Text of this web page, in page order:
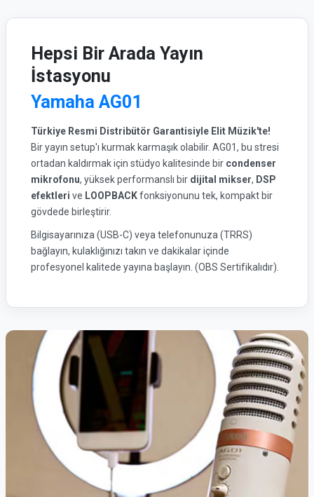
Hepsi Bir Arada Yayın
İstasyonu
Yamaha AG01
Türkiye Resmi Distribütör Garantisiyle Elit Müzik'te!
Bir yayın setup'ı kurmak karmaşık olabilir. AG01, bu stresi
ortadan kaldırmak için stüdyo kalitesinde bir condenser
mikrofonu, yüksek performanslı bir dijital mikser, DSP
efektleri ve LOOPBACKfonksiyonunu tek, kompakt bir
gövdede birleştirir.
Bilgisayarınıza (USB-C) veya telefonunuza (TRRS)
bağlayın, kulaklığınızı takın ve dakikalar içinde
profesyonel kalitede yayına başlayın. (OBS Sertifikalıdır).